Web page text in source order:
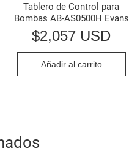
Tablero de Control para
Bombas AB-AS0500H Evans
$2,057 USD
Añadir al carrito